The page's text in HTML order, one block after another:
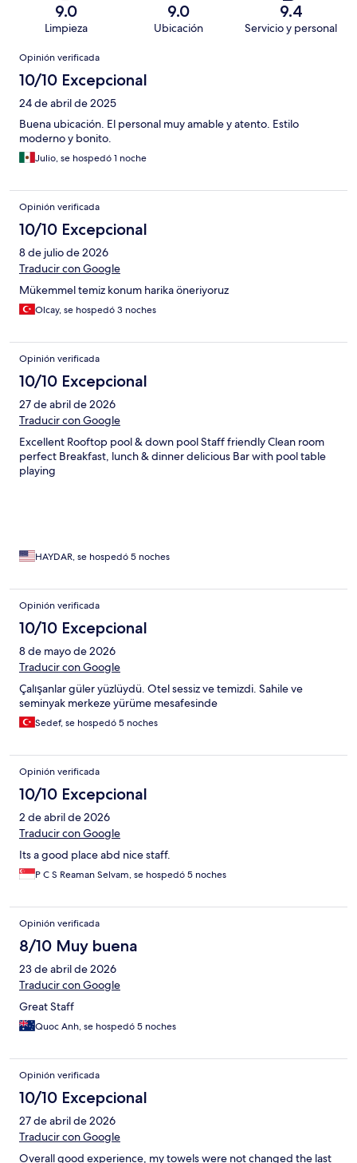
9.0
Limpieza
9.0
Ubicación
9.4
Servicio y personal
Opiniones
Opinión verificada
10/10 Excepcional
24 de abril de 2025
Buena ubicación. El personal muy amable y atento. Estilo
moderno y bonito.
Julio, se hospedó 1 noche
Opinión verificada
10/10 Excepcional
8 de julio de 2026
Traducir con Google
Mükemmel temiz konum harika öneriyoruz
Olcay, se hospedó 3 noches
Opinión verificada
10/10 Excepcional
27 de abril de 2026
Traducir con Google
Excellent Rooftop pool & down pool Staff friendly Clean room
perfect Breakfast, lunch & dinner delicious Bar with pool table
playing
HAYDAR, se hospedó 5 noches
Opinión verificada
10/10 Excepcional
8 de mayo de 2026
Traducir con Google
Çalışanlar güler yüzlüydü. Otel sessiz ve temizdi. Sahile ve
seminyak merkeze yürüme mesafesinde
Sedef, se hospedó 5 noches
Opinión verificada
10/10 Excepcional
2 de abril de 2026
Traducir con Google
Its a good place abd nice staff.
P C S Reaman Selvam, se hospedó 5 noches
Opinión verificada
8/10 Muy buena
23 de abril de 2026
Traducir con Google
Great Staff
Quoc Anh, se hospedó 5 noches
Opinión verificada
10/10 Excepcional
27 de abril de 2026
Traducir con Google
Overall good experience, my towels were not changed the last